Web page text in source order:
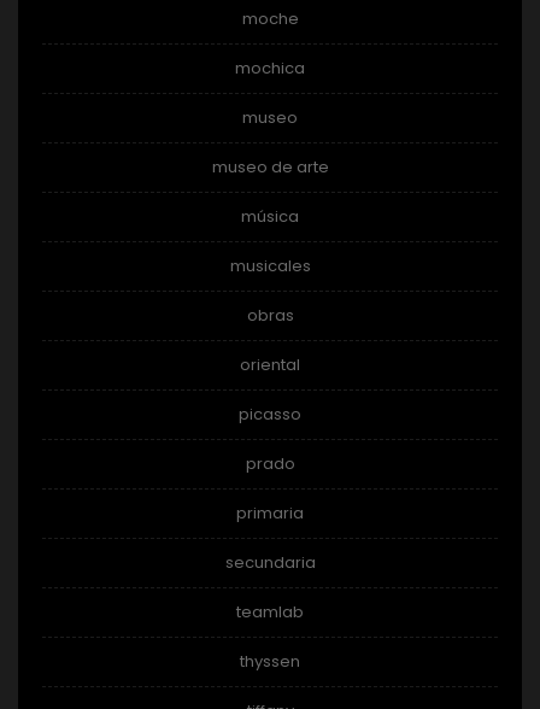
moche
mochica
museo
museo de arte
música
musicales
obras
oriental
picasso
prado
primaria
secundaria
teamlab
thyssen